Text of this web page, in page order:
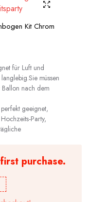
Kit Chrom
für Luft und
müssen
nach dem
geeignet,
Party,
first purchase.